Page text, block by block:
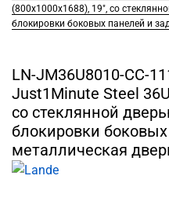
(800х1000х1688), 19", со
блокировки боковых панелей и
LN-JM36U8010-CC-
Just1Minute Steel
со стеклянной
блокировки
металлическая